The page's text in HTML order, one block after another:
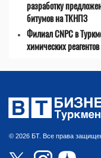
разработку
битумов на ТКНПЗ
Филиал CNPC в
химических реагентов
© 2026 БТ. Все права